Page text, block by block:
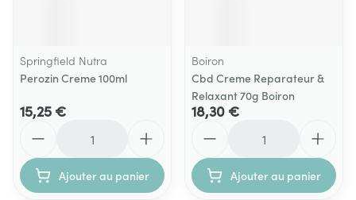
Springfield Nutra
Perozin Creme 100ml
15,25 €
Ajouter au panier
Boiron
Cbd Creme Reparateur &
Relaxant 70g Boiron
18,30 €
Ajouter au panier